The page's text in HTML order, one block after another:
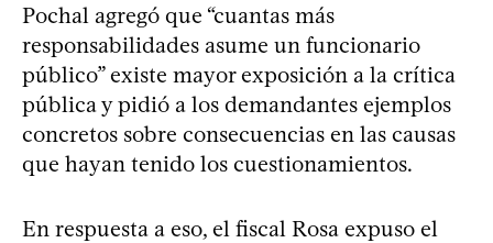
Pochal agregó que “cuantas más
responsabilidades asume un funcionario
público” existe mayor exposición a la crítica
pública y pidió a los demandantes ejemplos
concretos sobre consecuencias en las causas
que hayan tenido los cuestionamientos.
En respuesta a eso, el fiscal Rosa expuso el